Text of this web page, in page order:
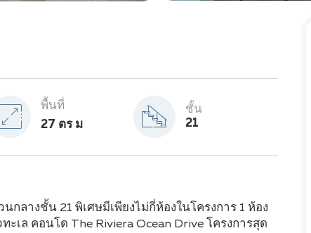
พื้นที่
27 ตร ม
ชั้น
21
ลางชั้น 21 พิเศษมีเพียงไม่กี่ห้องในโครงการ 1 ห้อง
เล คอนโด The Riviera Ocean Drive โครงการสุด